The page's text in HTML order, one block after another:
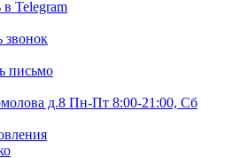
Telegram
звонок
письмо
д.8 Пн-Пт 8:00-21:00, Сб